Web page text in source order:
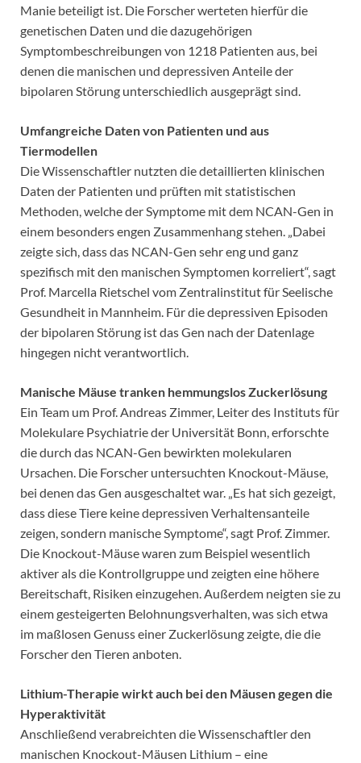
Manie beteiligt ist. Die Forscher werteten hierfür die
genetischen Daten und die dazugehörigen
Symptombeschreibungen von 1218 Patienten aus, bei
denen die manischen und depressiven Anteile der
bipolaren Störung unterschiedlich ausgeprägt sind.
Umfangreiche Daten von Patienten und aus
Tiermodellen
Die Wissenschaftler nutzten die detaillierten klinischen
Daten der Patienten und prüften mit statistischen
Methoden, welche der Symptome mit dem NCAN-Gen in
einem besonders engen Zusammenhang stehen. „Dabei
zeigte sich, dass das NCAN-Gen sehr eng und ganz
spezifisch mit den manischen Symptomen korreliert“, sagt
Prof. Marcella Rietschel vom Zentralinstitut für Seelische
Gesundheit in Mannheim. Für die depressiven Episoden
der bipolaren Störung ist das Gen nach der Datenlage
hingegen nicht verantwortlich.
Manische Mäuse tranken hemmungslos Zuckerlösung
Ein Team um Prof. Andreas Zimmer, Leiter des Instituts für
Molekulare Psychiatrie der Universität Bonn, erforschte
die durch das NCAN-Gen bewirkten molekularen
Ursachen. Die Forscher untersuchten Knockout-Mäuse,
bei denen das Gen ausgeschaltet war. „Es hat sich gezeigt,
dass diese Tiere keine depressiven Verhaltensanteile
zeigen, sondern manische Symptome“, sagt Prof. Zimmer.
Die Knockout-Mäuse waren zum Beispiel wesentlich
aktiver als die Kontrollgruppe und zeigten eine höhere
Bereitschaft, Risiken einzugehen. Außerdem neigten sie zu
einem gesteigerten Belohnungsverhalten, was sich etwa
im maßlosen Genuss einer Zuckerlösung zeigte, die die
Forscher den Tieren anboten.
Lithium-Therapie wirkt auch bei den Mäusen gegen die
Hyperaktivität
Anschließend verabreichten die Wissenschaftler den
manischen Knockout-Mäusen Lithium – eine